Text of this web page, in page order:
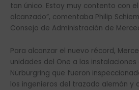
tan único. Estoy muy contento con
alcanzado”, comentaba Philip
Consejo de Administración de
Para alcanzar el nuevo récord,
unidades del One a las
Nürbürgring que fueron
los ingenieros del trazado alemán y